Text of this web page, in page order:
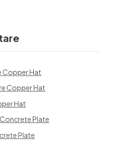
Copper Hat
Copper Hat
Hat
Plate
Plate